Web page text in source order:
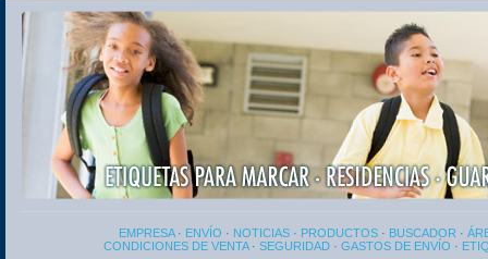
EMPRESA· ENVÍO · NOTICIAS · PRODUCTOS · BUSCADOR ·
CONDICIONES DE VENTA· SEGURIDAD· GASTOS DE ENVÍO ·